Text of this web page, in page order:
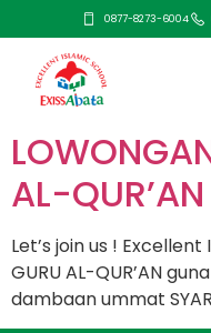
0877-8273-6004
AL-
Let’s join us !
GURU AL-QUR’AN
dambaan ummat